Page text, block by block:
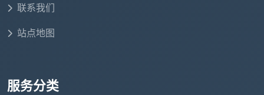
联系我们
站点地图
服务分类